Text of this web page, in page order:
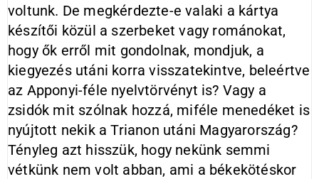
voltunk. De megkérdezte-e valaki a kártya
készítői közül a szerbeket vagy románokat,
hogy ők erről mit gondolnak, mondjuk, a
kiegyezés utáni korra visszatekintve, beleértve
az Apponyi-féle nyelvtörvényt is? Vagy a
zsidók mit szólnak hozzá, miféle menedéket is
nyújtott nekik a Trianon utáni Magyarország?
Tényleg azt hisszük, hogy nekünk semmi
vétkünk nem volt abban, ami a békekötéskor